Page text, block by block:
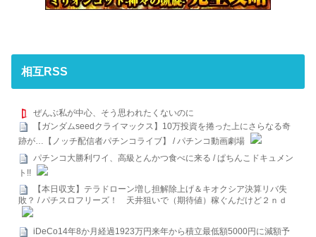
相互RSS
ぜんぶ私が中心、そう思われたくないのに
【ガンダムseedクライマックス】10万投資を捲った上にさらなる奇
跡が…【ノッチ配信者パチンコライブ】 / パチンコ動画劇場
パチンコ大勝利ワイ、高級とんかつ食べに来る / ぱちんこドキュメン
ト!!
【本日収支】テラドローン増し担解除上げ＆キオクシア決算リバ失
敗？ / パチスロフリーズ！ 天井狙いで（期待値）稼ぐんだけど２ｎｄ
iDeCo14年8か月経過1923万円来年から積立最低額5000円に減額予